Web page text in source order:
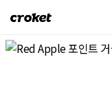
크
켓